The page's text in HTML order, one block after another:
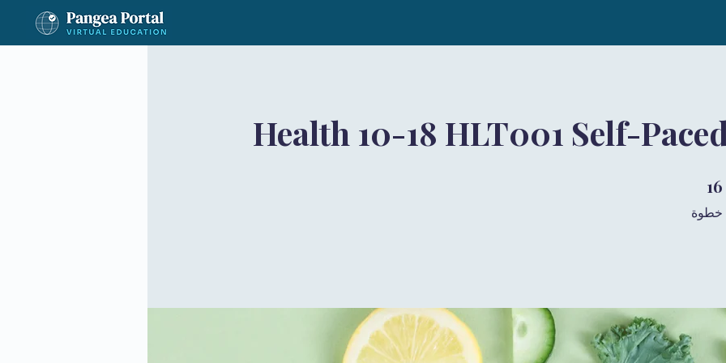
Health 10-18 HLT001 Self-Paced
16
خطوة
16 خطوة